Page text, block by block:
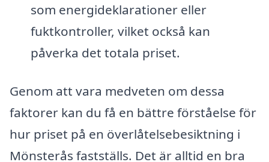
som energideklarationer eller
fuktkontroller, vilket också kan
påverka det totala priset.
Genom att vara medveten om dessa
faktorer kan du få en bättre förståelse för
hur priset på en överlåtelsebesiktning i
Mönsterås fastställs. Det är alltid en bra